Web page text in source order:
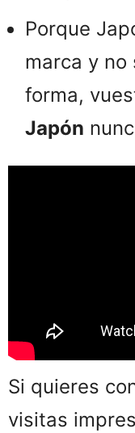
Porque
marca y no
forma,
Japón
Si quieres
visitas